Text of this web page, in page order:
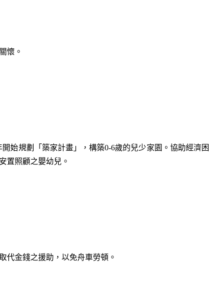
懷。
始規劃「築家計畫」，構築0-6歲的兒少家園。協助經濟困
置照顧之嬰幼兒。
代金錢之援助，以免舟車勞頓。